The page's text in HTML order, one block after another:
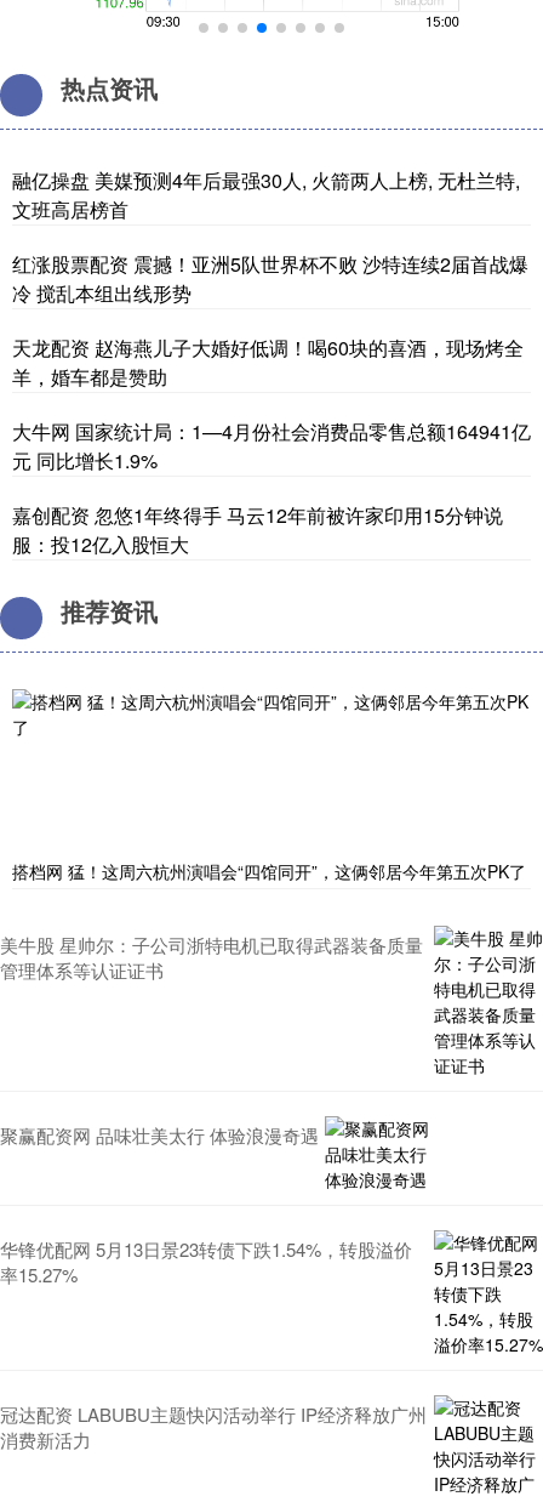
热点资讯
融亿操盘 美媒预测4年后最强30人, 火箭两人上榜, 无杜兰特,
文班高居榜首
红涨股票配资 震撼！亚洲5队世界杯不败 沙特连续2届首战爆
冷 搅乱本组出线形势
天龙配资 赵海燕儿子大婚好低调！喝60块的喜酒，现场烤全
羊，婚车都是赞助
大牛网 国家统计局：1—4月份社会消费品零售总额164941亿
元 同比增长1.9%
嘉创配资 忽悠1年终得手 马云12年前被许家印用15分钟说
服：投12亿入股恒大
推荐资讯
搭档网 猛！这周六杭州演唱会“四馆同开”，这俩邻居今年第五次PK了
美牛股 星帅尔：子公司浙特电机已取得武器装备质量
管理体系等认证证书
聚赢配资网 品味壮美太行 体验浪漫奇遇
华锋优配网 5月13日景23转债下跌1.54%，转股溢价
率15.27%
冠达配资 LABUBU主题快闪活动举行 IP经济释放广州
消费新活力